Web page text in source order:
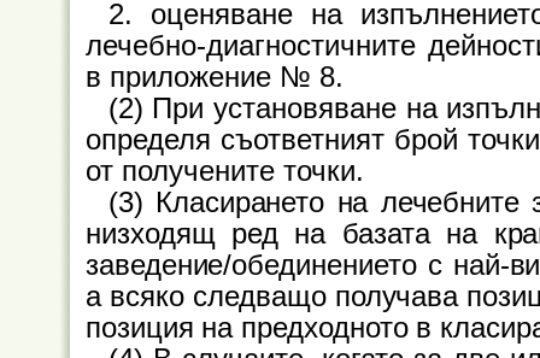
2. оценяване на
лечебно-диагностичните
в приложение № 8.
(2) При установяване на
определя съответният брой
от получените точки.
(3) Класирането на лечебните
низходящ ред на базата на
заведение/обединението с най-
а всяко следващо получава
позиция на предходното в